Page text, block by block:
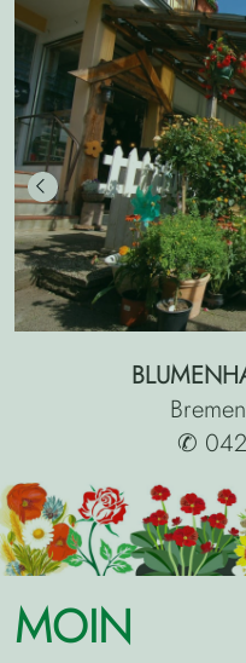
Previous
✆
MOIN